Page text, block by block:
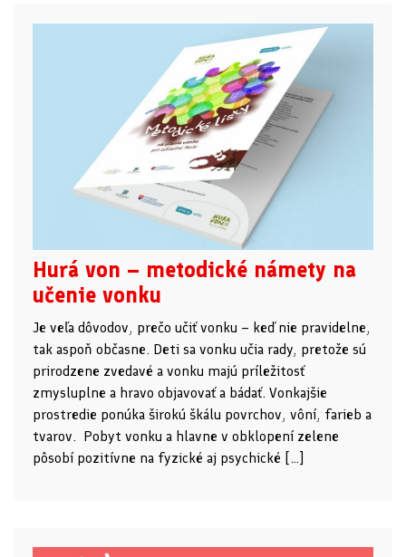
Hurá von – metodické námety na
učenie vonku
Je veľa dôvodov, prečo učiť vonku – keď nie pravidelne,
tak aspoň občasne. Deti sa vonku učia rady, pretože sú
prirodzene zvedavé a vonku majú príležitosť
zmysluplne a hravo objavovať a bádať. Vonkajšie
prostredie ponúka širokú škálu povrchov, vôní, farieb a
tvarov. Pobyt vonku a hlavne v obklopení zelene
pôsobí pozitívne na fyzické aj psychické […]